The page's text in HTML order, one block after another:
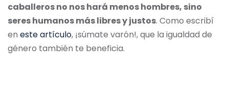
caballeros no nos hará menos hombres, sino
seres humanos más libres y justos. Como escribí
en este artículo, ¡súmate varón!, que la igualdad de
género también te beneficia.